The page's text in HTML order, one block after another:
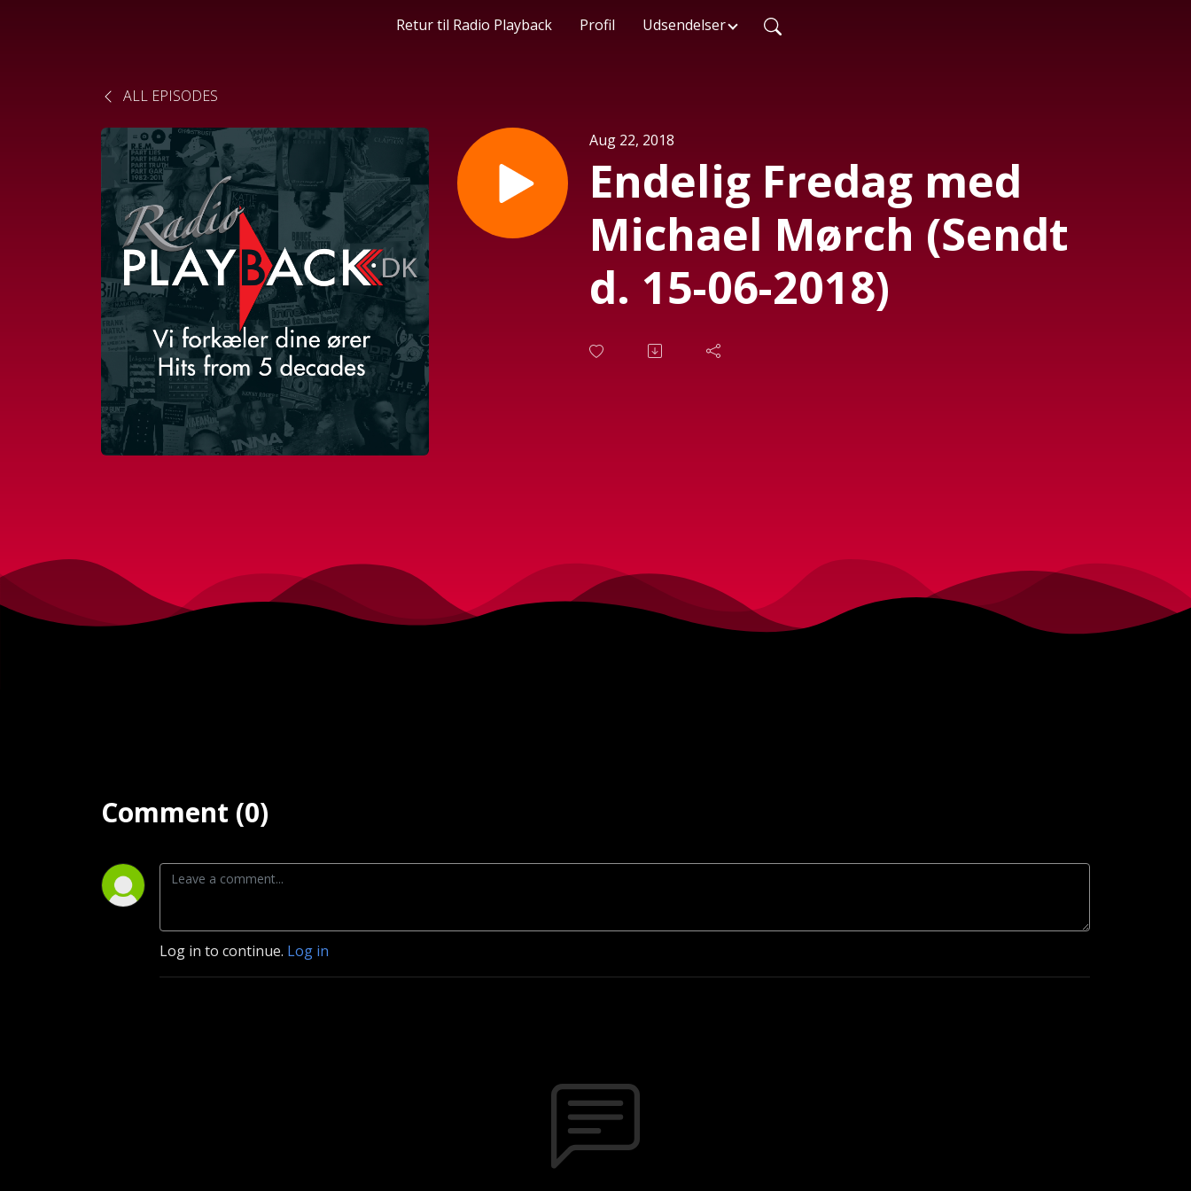
Retur til Radio Playback Profil Udsendelser
ALL EPISODES
Aug 22, 2018
Endelig Fredag med
Michael Mørch (Sendt
d. 15-06-2018)
Comment (0)
Log in to continue. Log in